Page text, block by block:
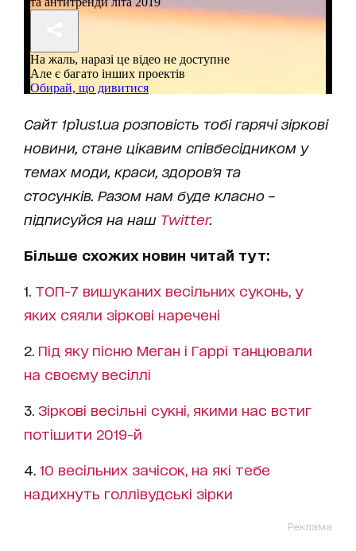
Сайт 1plus1.ua розповість тобі гарячі зіркові
новини, стане цікавим співбесідником у
темах моди, краси, здоров'я та
стосунків. Разом нам буде класно –
підписуйся на наш Twitter.
Більше схожих новин читай тут:
1. ТОП-7 вишуканих весільних суконь, у
яких сяяли зіркові наречені
2. Під яку пісню Меган і Гаррі танцювали
на своєму весіллі
3. Зіркові весільні сукні, якими нас встиг
потішити 2019-й
4. 10 весільних зачісок, на які тебе
надихнуть голлівудські зірки
Реклама